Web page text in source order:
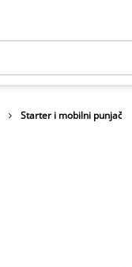
Starter i mobilni punjač